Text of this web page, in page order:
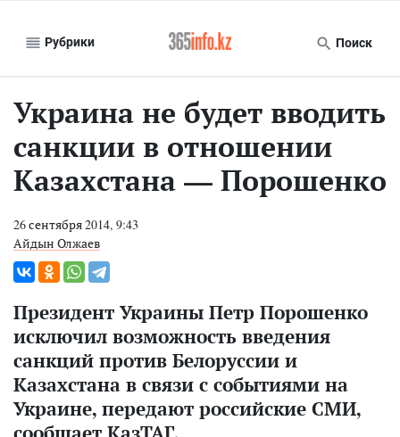
Рубрики Поиск
Украина не будет вводить
санкции в отношении
Казахстана — Порошенко
26 сентября 2014, 9:43
Айдын Олжаев
Президент Украины Петр Порошенко
исключил возможность введения
санкций против Белоруссии и
Казахстана в связи с событиями на
Украине, передают российские СМИ,